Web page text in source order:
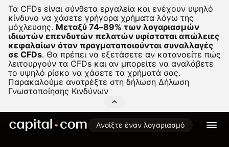
Τα CFDs είναι σύνθετα εργαλεία και ενέχουν υψηλό
κίνδυνο να χάσετε γρήγορα χρήματα λόγω της
μόχλευσης. Μεταξύ 74–89% των λογαριασμών
ιδιωτών επενδυτών πελατών υφίσταται απώλειες
κεφαλαίων όταν πραγματοποιούνται συναλλαγές
σε CFDs. Θα πρέπει να εξετάσετε αν κατανοείτε πώς
λειτουργούν τα CFDs και αν μπορείτε να αναλάβετε
το υψηλό ρίσκο να χάσετε τα χρήματά σας.
Παρακαλούμε ανατρέξτε στη δήλωση Δήλωση
Γνωστοποίησης Κινδύνων
Ανοίξτε έναν λογαριασμό